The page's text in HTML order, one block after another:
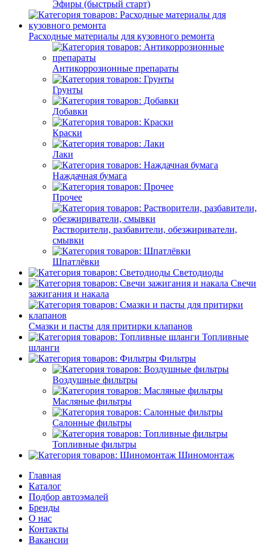
Эфиры (быстрый старт)
Расходные материалы для кузовного ремонта
Антикоррозионные препараты
Грунты
Добавки
Краски
Лаки
Наждачная бумага
Прочее
Растворители, разбавители, обезжириватели,
смывки
Шпатлёвки
Светодиоды
Свечи
зажигания и накала
Смазки и пасты для притирки клапанов
Топливные
шланги
Фильтры
Воздушные фильтры
Масляные фильтры
Салонные фильтры
Топливные фильтры
Шиномонтаж
Главная
Каталог
Подбор автоэмалей
Бренды
О нас
Контакты
Вакансии